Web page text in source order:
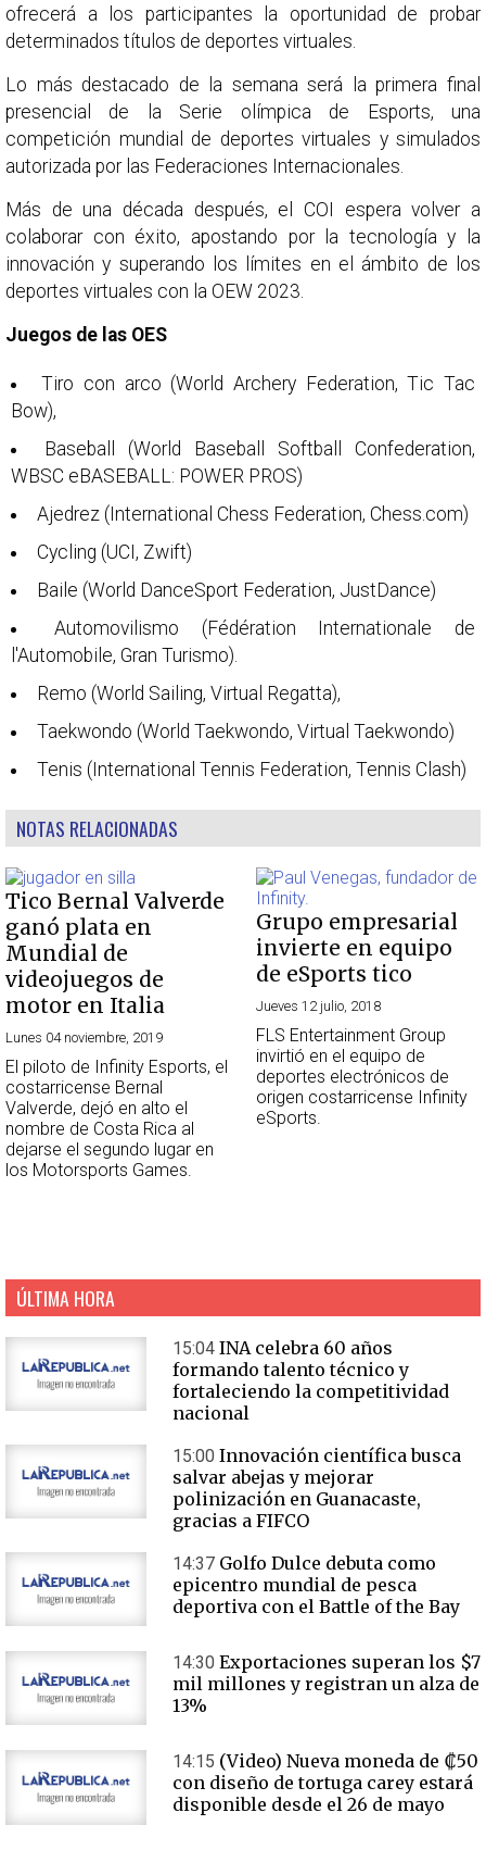
ofrecerá a los participantes la oportunidad de probar
determinados títulos de deportes virtuales.
Lo más destacado de la semana será la primera final
presencial de la Serie olímpica de Esports, una
competición mundial de deportes virtuales y simulados
autorizada por las Federaciones Internacionales.
Más de una década después, el COI espera volver a
colaborar con éxito, apostando por la tecnología y la
innovación y superando los límites en el ámbito de los
deportes virtuales con la OEW 2023.
Juegos de las OES
Tiro con arco (World Archery Federation, Tic Tac
Bow),
Baseball (World Baseball Softball Confederation,
WBSC eBASEBALL: POWER PROS)
Ajedrez (International Chess Federation, Chess.com)
Cycling (UCI, Zwift)
Baile (World DanceSport Federation, JustDance)
Automovilismo (Fédération Internationale de
l'Automobile, Gran Turismo).
Remo (World Sailing, Virtual Regatta),
Taekwondo (World Taekwondo, Virtual Taekwondo)
Tenis (International Tennis Federation, Tennis Clash)
NOTAS RELACIONADAS
Tico Bernal Valverde
ganó plata en
Mundial de
videojuegos de
motor en Italia
Lunes 04 noviembre, 2019
El piloto de Infinity Esports, el
costarricense Bernal
Valverde, dejó en alto el
nombre de Costa Rica al
dejarse el segundo lugar en
los Motorsports Games.
Grupo empresarial
invierte en equipo
de eSports tico
Jueves 12 julio, 2018
FLS Entertainment Group
invirtió en el equipo de
deportes electrónicos de
origen costarricense Infinity
eSports.
ÚLTIMA HORA
15:04 INA celebra 60 años
formando talento técnico y
fortaleciendo la competitividad
nacional
15:00 Innovación científica busca
salvar abejas y mejorar
polinización en Guanacaste,
gracias a FIFCO
14:37 Golfo Dulce debuta como
epicentro mundial de pesca
deportiva con el Battle of the Bay
14:30 Exportaciones superan los $7
mil millones y registran un alza de
13%
14:15 (Video) Nueva moneda de ₡50
con diseño de tortuga carey estará
disponible desde el 26 de mayo